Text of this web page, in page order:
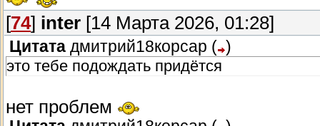
A: Сейчас запланирована поддержка
Q: Будут ли открыты скрипты сразу на
модифицировать игру под себя, но уже
Важно:доступ к скриптам будет открыт
убедиться в стабильности базовой
Мы проделали большую работу над
[74] inter [14 Марта 2026, 01:28]
Цитата дмитрий18корсар ( )
это тебе подождать придётся
нет проблем